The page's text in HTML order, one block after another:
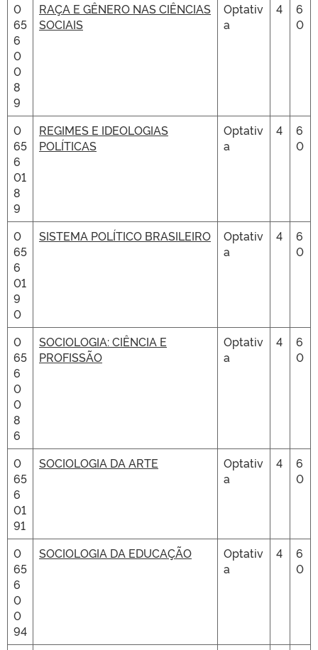
0
65
6
0
0
8
9
RAÇA E GÊNERO NAS CIÊNCIAS
SOCIAIS
Optativ
a
4
6
0
0
65
6
01
8
9
REGIMES E IDEOLOGIAS
POLÍTICAS
Optativ
a
4
6
0
0
65
6
01
9
0
SISTEMA POLÍTICO BRASILEIRO
Optativ
a
4
6
0
0
65
6
0
0
8
6
SOCIOLOGIA: CIÊNCIA E
PROFISSÃO
Optativ
a
4
6
0
0
65
6
01
91
SOCIOLOGIA DA ARTE
Optativ
a
4
6
0
0
65
6
0
0
94
SOCIOLOGIA DA EDUCAÇÃO
Optativ
a
4
6
0